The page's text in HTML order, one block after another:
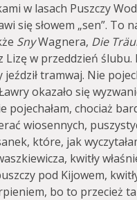
w lasach Puszczy
się słowem „sen”. To
SnyWagnera, Die
Lizę w przeddzień ślubu.
jeździł tramwaj. Nie
okazało się
pojechałam, chociaż
wiosennych,
które, jak
kwitły
pod Kijowem,
bo to przecież